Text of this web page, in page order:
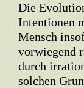
Die
Intentionen
Mensch
vorwiegend
durch
solchen